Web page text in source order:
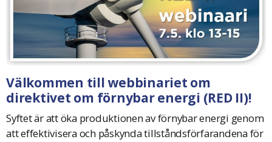
Välkommen till webbinariet om
direktivet om förnybar energi (RED II)!
Syftet är att öka produktionen av förnybar energi genom
att effektivisera och påskynda tillståndsförfarandena för